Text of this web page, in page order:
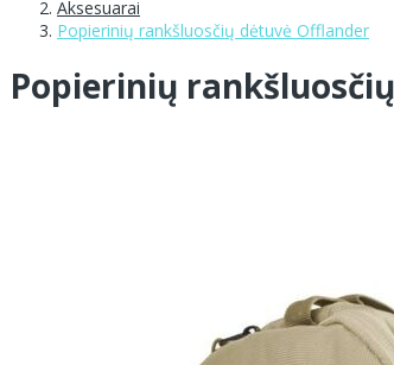
Aksesuarai
Popierinių rankšluosčių dėtuvė Offlander
Popierinių